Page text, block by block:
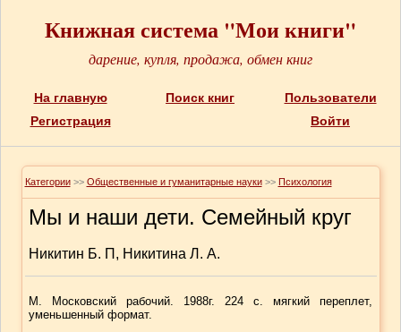
Книжная система "Мои книги"
дарение, купля, продажа, обмен книг
На главную Поиск книг
Пользователи
Регистрация
Войти
Категории >> Общественные и гуманитарные науки >> Психология
Мы и наши дети. Семейный круг
Никитин Б. П, Никитина Л. А.
М. Московский рабочий. 1988г. 224 с. мягкий переплет,
уменьшенный формат.